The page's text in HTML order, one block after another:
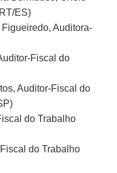
ES)
Auditora-
Fiscal do
Auditor-Fiscal do
do Trabalho
do Trabalho